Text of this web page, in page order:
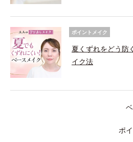
ポイントメイク
夏くずれをどう防
イク法
ポ